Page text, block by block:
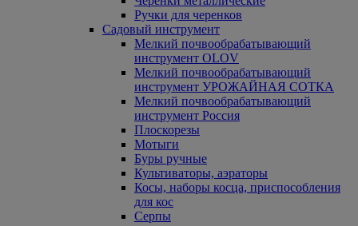
Ручки для черенков
Садовый инструмент
Мелкий почвообрабатывающий
инструмент OLOV
Мелкий почвообрабатывающий
инструмент УРОЖАЙНАЯ СОТКА
Мелкий почвообрабатывающий
инструмент Россия
Плоскорезы
Мотыги
Буры ручные
Культиваторы, аэраторы
Косы, наборы косца, приспособления
для кос
Серпы